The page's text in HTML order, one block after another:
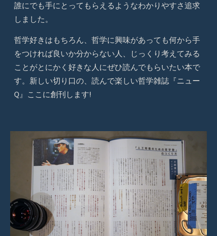
誰にでも手にとってもらえるようなわかりやすさ追求
しました。
哲学好きはもちろん、哲学に興味があっても何から手
をつければ良いか分からない人、じっくり考えてみる
ことがとにかく好きな人にぜひ読んでもらいたい本で
す。新しい切り口の、読んで楽しい哲学雑誌『ニュー
Q』ここに創刊します!